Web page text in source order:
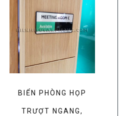
BIỂN PHÒNG HỌP
TRƯỢT NGANG,